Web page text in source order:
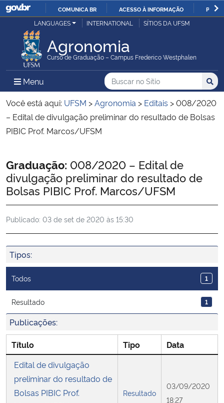
IR
O
COMUNICA BR ACESSO À INFORMAÇÃO
Ministério da Justiça e Segurança Pública
Ministério da Defesa
Ministério das Relações Exteriores
Ministério da Economia
Ministério da Agricultura, Pecuária e Abastecimento
Ministério da Educação
Ministério da Cidadania
Ministério da Saúde
Ministério da Ciência, Tecnologia, Inovações e Comunicações
Ministério do Turismo
Ministério do Desenvolvimento Regional
LANGUAGES INTERNATIONAL SÍTIOS DA UFSM
Agronomia
Curso de Graduação – Campus Frederico Westphalen
Menu Menu Principal do Sítio
Busca
Buscar no no Sítio
Busca:
Você está aqui: UFSM >Agronomia > Editais >008/2020
– Edital de divulgação preliminar do resultado de Bolsas
PIBIC Prof. Marcos/UFSM
Início do conteúdo
Graduação: 008/2020 – Edital de
divulgação preliminar do resultado de
Bolsas PIBIC Prof. Marcos/UFSM
Publicado: 03 de set de 2020 às 15:30
Tipos:
Todos 1
Resultado 1
Publicações:
Título Tipo
Data
Edital de divulgação
preliminar do resultado de
Bolsas PIBIC Prof.
Resultado
03/09/2020
18:27